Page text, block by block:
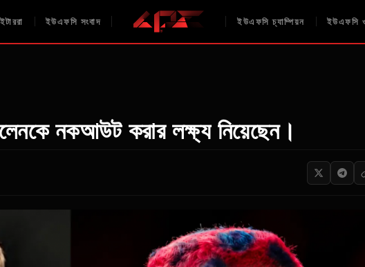
ইউএফসি সংবাদ ইউএফসি চ্যাম্পিয়ন ইউএফসি
নকআউট করার লক্ষ্য নিয়েছেন।